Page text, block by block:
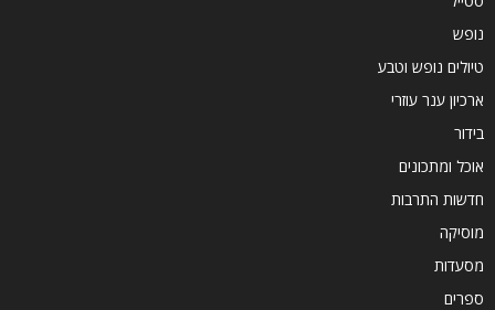
נופש
טיולים נופש וטבע
ארכיון ענר עוזרי
בידור
אוכל ומתכונים
חדשות התרבות
מוסיקה
מסעדות
ספרים